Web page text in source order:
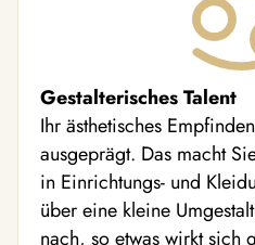
Gestalterisches Talent
Ihr ästhetisches
ausgeprägt. Das macht
in Einrichtungs- und
über eine kleine
nach, so etwas wirkt sich